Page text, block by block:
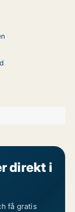
direkt i
få gratis